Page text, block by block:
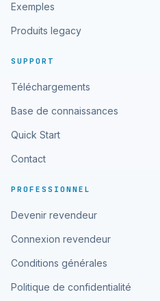
Exemples
Produits legacy
SUPPORT
Téléchargements
Base de connaissances
Quick Start
Contact
PROFESSIONNEL
Devenir revendeur
Connexion revendeur
Conditions générales
Politique de confidentialité